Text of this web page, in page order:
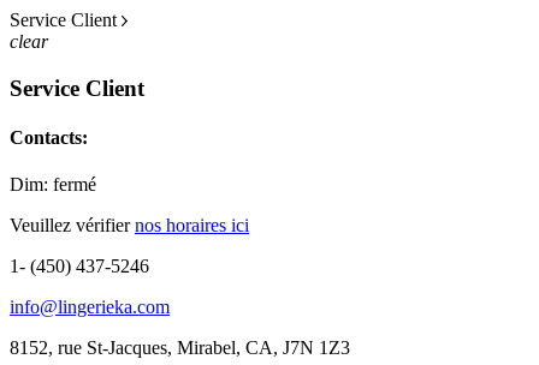
Service Client
clear
Service Client
Contacts:
Dim: fermé
Veuillez vérifiernos horaires ici
1- (450) 437-5246
info@lingerieka.com
8152, rue St-Jacques, Mirabel, CA, J7N 1Z3